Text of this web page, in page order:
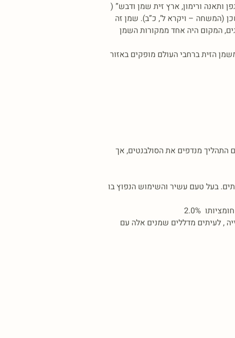
ותאנה ורימון, ארץ זית שמן ודבש” (
(המשחה – ויקרא ל’, כ”ב). שמן זה
המקום היה אחד ממקורות השמן
נוטים כיום כ 220 אלף דונם של זית לשמן. מהיבול מפיקים 10,000-6,000טון שמן. בישראל יש 120 בתי בד ומפעלי שמן. כ 99% משמן הזית ברחבי העולם מופקים באזור
מנדפים את הסולבנטים, אך
בעל טעם עשיר והשימוש הנפוץ בו
2.0%
, לעיתים מדללים שמנים אלה עם